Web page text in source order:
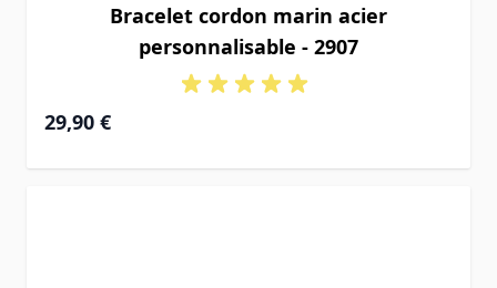
Bracelet cordon marin acier
personnalisable - 2907
29,90 €